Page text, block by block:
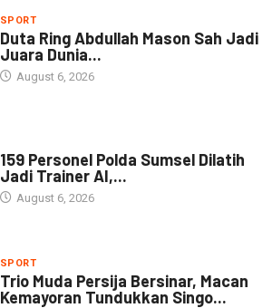
SPORT
Duta Ring Abdullah Mason Sah Jadi
Juara Dunia...
August 6, 2026
159 Personel Polda Sumsel Dilatih
Jadi Trainer AI,...
August 6, 2026
SPORT
Trio Muda Persija Bersinar, Macan
Kemayoran Tundukkan Singo...